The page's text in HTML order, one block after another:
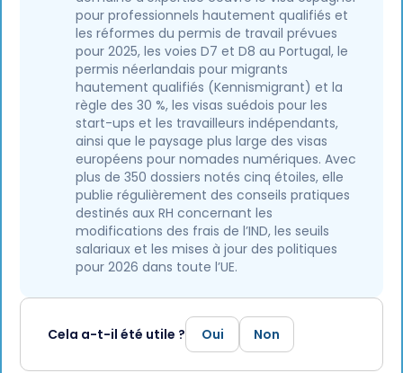
pour professionnels hautement qualifiés et
les réformes du permis de travail prévues
pour 2025, les voies D7 et D8 au Portugal, le
permis néerlandais pour migrants
hautement qualifiés (Kennismigrant) et la
règle des 30 %, les visas suédois pour les
start-ups et les travailleurs indépendants,
ainsi que le paysage plus large des visas
européens pour nomades numériques. Avec
plus de 350 dossiers notés cinq étoiles, elle
publie régulièrement des conseils pratiques
destinés aux RH concernant les
modifications des frais de l’IND, les seuils
salariaux et les mises à jour des politiques
pour 2026 dans toute l’UE.
Cela a-t-il été utile ? Oui Non